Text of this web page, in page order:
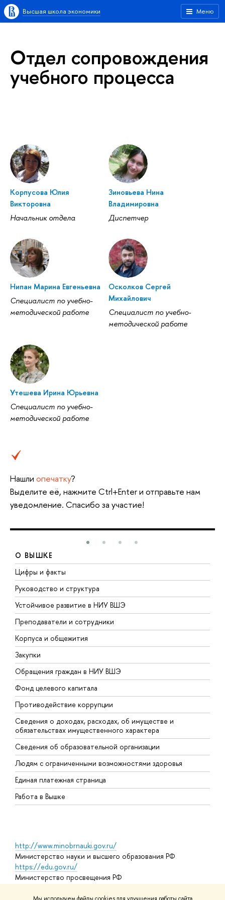
Меню
Высшая школа экономики
Отдел сопровождения
учебного процесса
Корпусова Юлия
Викторовна
Начальник отдела
Зиновьева Нина
Владимировна
Диспетчер
Нипан Марина Евгеньевна
Специалист по учебно-
методической работе
Осколков Сергей
Михайлович
Специалист по учебно-
методической работе
Утешева Ирина Юрьевна
Специалист по учебно-
методической работе
Нашли опечатку?
Выделите её, нажмите Ctrl+Enter и отправьте нам
уведомление. Спасибо за участие!
О ВЫШКЕ
Цифры и факты
Руководство и структура
Устойчивое развитие в НИУ ВШЭ
Преподаватели и сотрудники
Корпуса и общежития
Закупки
Обращения граждан в НИУ ВШЭ
Фонд целевого капитала
Противодействие коррупции
Сведения о доходах, расходах, об имуществе и
обязательствах имущественного характера
Сведения об образовательной организации
Людям с ограниченными возможностями здоровья
Единая платежная страница
Работа в Вышке
http://www.minobrnauki.gov.ru/
Министерство науки и высшего образования РФ
https://edu.gov.ru/
Министерство просвещения РФ
Массовые открытые онлайн-курсы